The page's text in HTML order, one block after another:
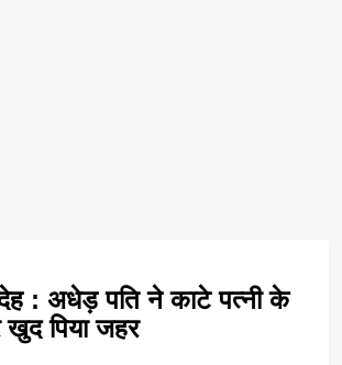
: अधेड़ पति ने काटे पत्नी के
खुद पिया जहर